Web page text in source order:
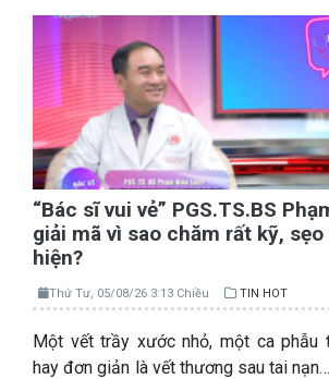
“Bác sĩ vui vẻ” PGS.TS.BS
giải mã vì sao chăm rất kỹ,
hiện?
Thứ Tư, 05/08/26 3:13 Chiều TIN HOT
Một vết trầy xước nhỏ, một ca phẫu
hay đơn giản là vết thương sau tai